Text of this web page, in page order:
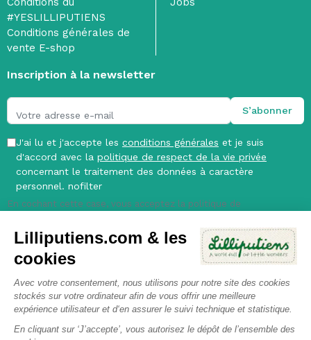
Lilliputiens.com & les
cookies
Avec votre consentement, nous utilisons pour notre site des cookies
stockés sur votre ordinateur afin de vous offrir une meilleure
expérience utilisateur et d‘en assurer le suivi technique et statistique.
En cliquant sur ‘J’accepte’, vous autorisez le dépôt de l’ensemble des
#YESLILLIPUTIENS
Conditions générales de
vente E-shop
Inscription à la newsletter
J'ai lu et j'accepte les conditions générales et je suis
d'accord avec la politique de respect de la vie privée
concernant le traitement des données à caractère
personnel. nofilter
En cochant cette case, vous acceptez la politique de
interactions emails (mesure des ouvertures et des clics). Vous
pouvez à tout moment vous désabonner et faire valoir vos droits
sur vos données personnelles.
FacebookYouTubePinterestInstagram